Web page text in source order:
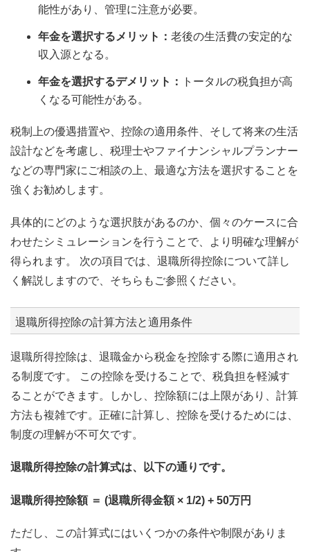
能性があり、管理に注意が必要。
年金を選択するメリット： 老後の生活費の安定的な
収入源となる。
年金を選択するデメリット：
トータルの税負担が高
くなる可能性がある。
税制上の優遇措置や、控除の適用条件、そして将来の生活
設計などを考慮し、税理士やファイナンシャルプランナー
などの専門家にご相談の上、最適な方法を選択することを
強くお勧めします。
具体的にどのような選択肢があるのか、個々のケースに合
わせたシミュレーションを行うことで、より明確な理解が
得られます。 次の項目では、退職所得控除について詳し
く解説しますので、そちらもご参照ください。
退職所得控除の計算方法と適用条件
退職所得控除は、退職金から税金を控除する際に適用され
る制度です。 この控除を受けることで、税負担を軽減す
ることができます。しかし、控除額には上限があり、計算
方法も複雑です。正確に計算し、控除を受けるためには、
制度の理解が不可欠です。
退職所得控除の計算式は、以下の通りです。
退職所得控除額 ＝ (退職所得金額 × 1/2) + 50万円
ただし、この計算式にはいくつかの条件や制限がありま